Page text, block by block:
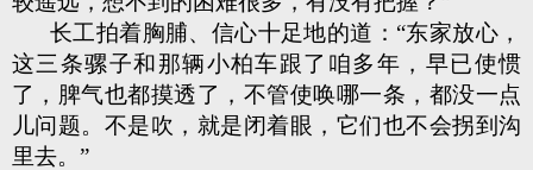
长工拍着胸脯、信心十足地的道：“东家放心，
这三条骡子和那辆小柏车跟了咱多年，早已使惯
了，脾气也都摸透了，不管使唤哪一条，都没一点
儿问题。不是吹，就是闭着眼，它们也不会拐到沟
里去。”